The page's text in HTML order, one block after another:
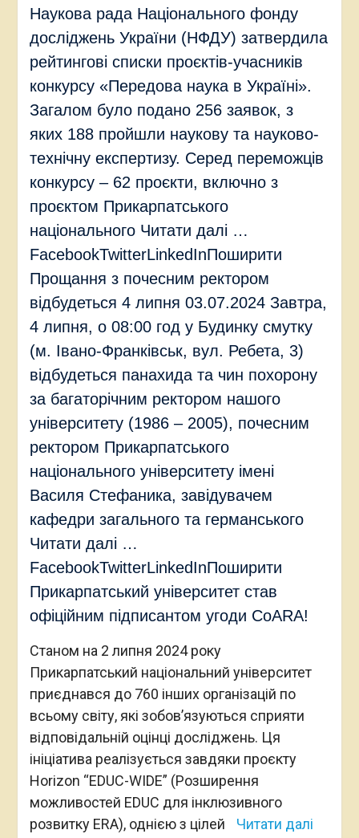
Наукова рада Національного фонду
досліджень України (НФДУ) затвердила
рейтингові списки проєктів-учасників
конкурсу «Передова наука в Україні».
Загалом було подано 256 заявок, з
яких 188 пройшли наукову та науково-
технічну експертизу. Серед переможців
конкурсу – 62 проєкти, включно з
проєктом Прикарпатського
національного Читати далі …
FacebookTwitterLinkedInПоширити
Прощання з почесним ректором
відбудеться 4 липня 03.07.2024 Завтра,
4 липня, о 08:00 год у Будинку смутку
(м. Івано-Франківськ, вул. Ребета, 3)
відбудеться панахида та чин похорону
за багаторічним ректором нашого
університету (1986 – 2005), почесним
ректором Прикарпатського
національного університету імені
Василя Стефаника, завідувачем
кафедри загального та германського
Читати далі …
FacebookTwitterLinkedInПоширити
Прикарпатський університет став
офіційним підписантом угоди CoARA!
Станом на 2 липня 2024 року
Прикарпатський національний університет
приєднався до 760 інших організацій по
всьому світу, які зобов’язуються сприяти
відповідальній оцінці досліджень. Ця
ініціатива реалізується завдяки проєкту
Horizon “EDUC-WIDE” (Розширення
можливостей EDUC для інклюзивного
розвитку ERA), однією з цілей
Читати далі